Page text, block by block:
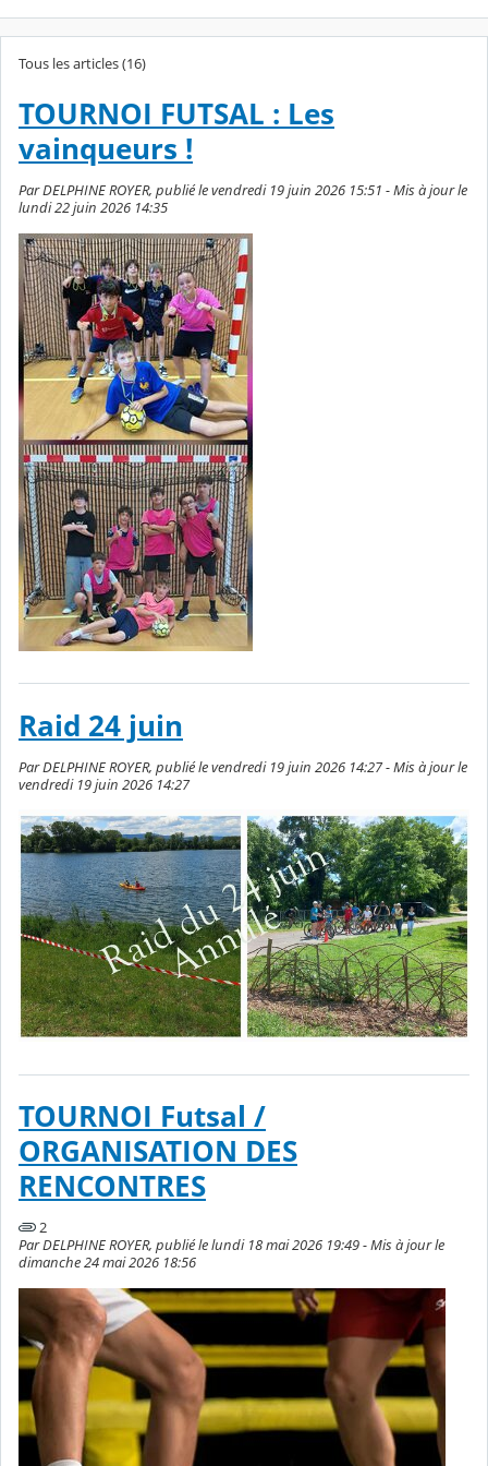
Tous les articles (16)
TOURNOI FUTSAL : Les
vainqueurs !
Par DELPHINE ROYER, publié le vendredi 19 juin 2026 15:51 - Mis à jour le
lundi 22 juin 2026 14:35
Raid 24 juin
Par DELPHINE ROYER, publié le vendredi 19 juin 2026 14:27 - Mis à jour le
vendredi 19 juin 2026 14:27
TOURNOI Futsal /
ORGANISATION DES
RENCONTRES
2
Par DELPHINE ROYER, publié le lundi 18 mai 2026 19:49 - Mis à jour le
dimanche 24 mai 2026 18:56